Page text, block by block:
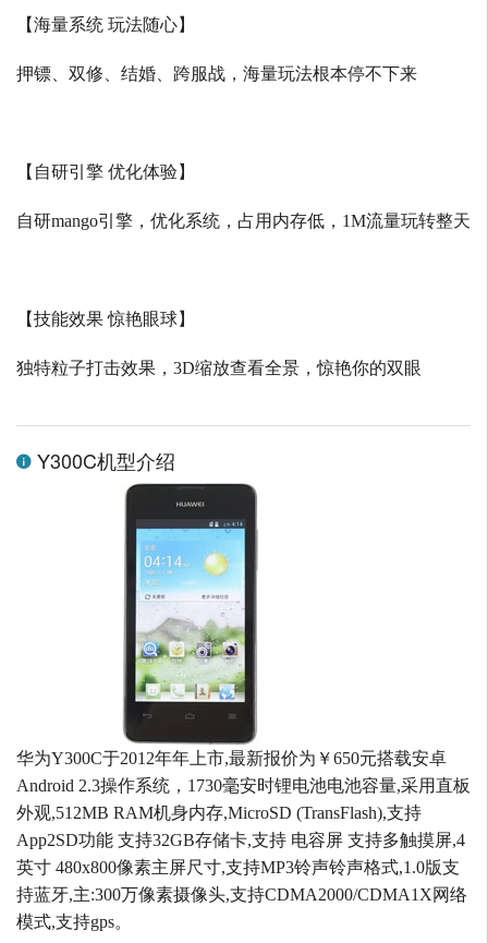
【海量系统 玩法随心】
押镖、双修、结婚、跨服战，海量玩法根本停不下来
【自研引擎 优化体验】
自研mango引擎，优化系统，占用内存低， 1M流量玩转整天
【技能效果 惊艳眼球】
独特粒子打击效果， 3D缩放查看全景，惊艳你的双眼
Y300C机型介绍
华为Y300C于2012年年上市,最新报价为￥650元搭载安卓
Android 2.3操作系统，1730毫安时锂电池电池容量,采用直板
外观,512MB RAM机身内存,MicroSD (TransFlash),支持
App2SD功能 支持32GB存储卡,支持 电容屏 支持多触摸屏,4
英寸 480x800像素主屏尺寸,支持MP3铃声铃声格式,1.0版支
持蓝牙,主:300万像素摄像头,支持CDMA2000/CDMA1X网络
模式,支持gps。